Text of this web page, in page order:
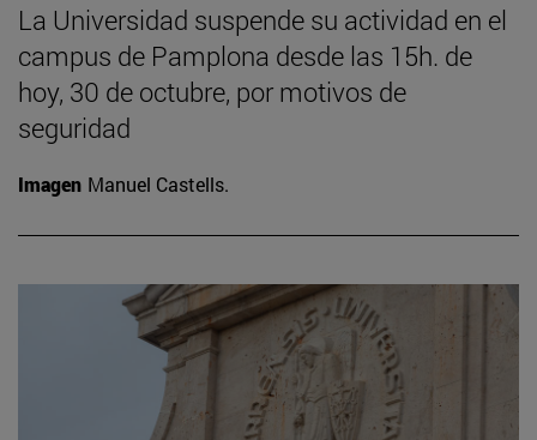
La Universidad suspende su actividad en el
campus de Pamplona desde las 15h. de
hoy, 30 de octubre, por motivos de
seguridad
Imagen Manuel Castells.